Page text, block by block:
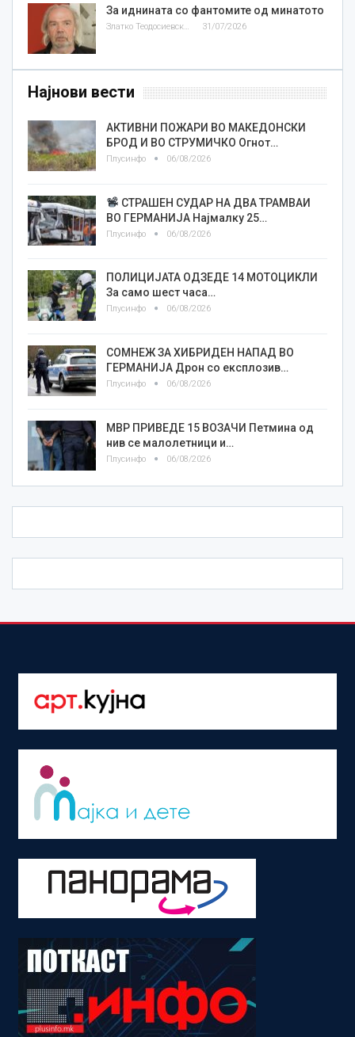
За иднината со фантомите од минатото
Златко Теодосиевски 31/07/2026
Најнови вести
АКТИВНИ ПОЖАРИ ВО МАКЕДОНСКИ
БРОД И ВО СТРУМИЧКО Огнот…
Плусинфо 06/08/2026
СТРАШЕН СУДАР НА ДВА ТРАМВАИ
ВО ГЕРМАНИЈА Најмалку 25…
Плусинфо 06/08/2026
ПОЛИЦИЈАТА ОДЗЕДЕ 14 МОТОЦИКЛИ
За само шест часа…
Плусинфо 06/08/2026
СОМНЕЖ ЗА ХИБРИДЕН НАПАД ВО
ГЕРМАНИЈА Дрон со експлозив…
Плусинфо 06/08/2026
МВР ПРИВЕДЕ 15 ВОЗАЧИ Петмина од
нив се малолетници и…
Плусинфо 06/08/2026